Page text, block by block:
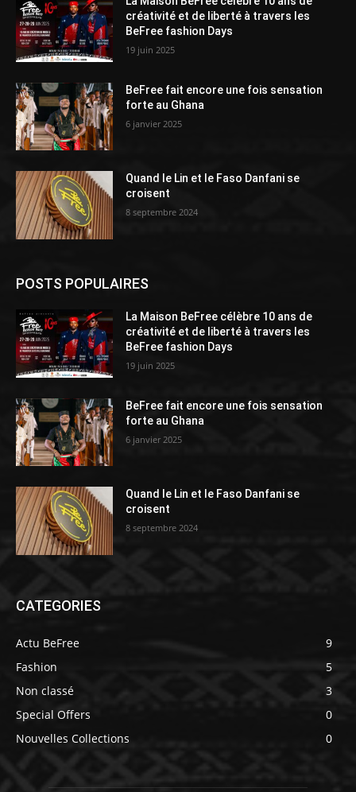
créativité et de liberté à travers les
BeFree fashion Days
19 juin 2025
BeFree fait encore une fois sensation
forte au Ghana
6 janvier 2025
Quand le Lin et le Faso Danfani se
croisent
8 septembre 2024
POSTS POPULAIRES
La Maison BeFree célèbre 10 ans de
créativité et de liberté à travers les
BeFree fashion Days
19 juin 2025
BeFree fait encore une fois sensation
forte au Ghana
6 janvier 2025
Quand le Lin et le Faso Danfani se
croisent
8 septembre 2024
CATEGORIES
Actu BeFree
9
Fashion
5
Non classé
3
Special Offers
0
Nouvelles Collections
0